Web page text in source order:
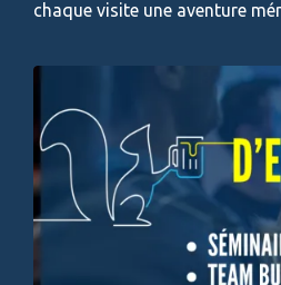
chaque visite une aventure